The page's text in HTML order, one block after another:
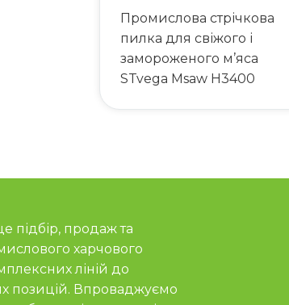
Промислова стрічкова
пилка для свіжого і
замороженого м’яса
STvega Msaw H3400
підбір, продаж та
харчового
ліній до
позицій. Впроваджуємо